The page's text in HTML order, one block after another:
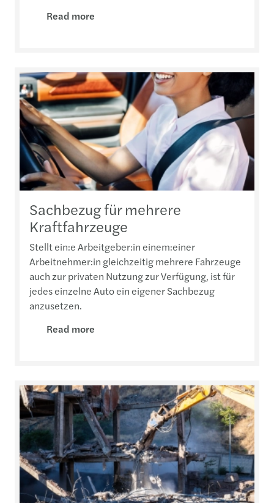
Read more
Sachbezug für mehrere
Kraftfahrzeuge
Stellt ein:e Arbeitgeber:in einem:einer
Arbeitnehmer:in gleichzeitig mehrere Fahrzeuge
auch zur privaten Nutzung zur Verfügung, ist für
jedes einzelne Auto ein eigener Sachbezug
anzusetzen.
Read more